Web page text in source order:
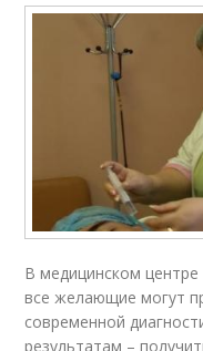
В медицинском
все желающие могут
современной
результатам –